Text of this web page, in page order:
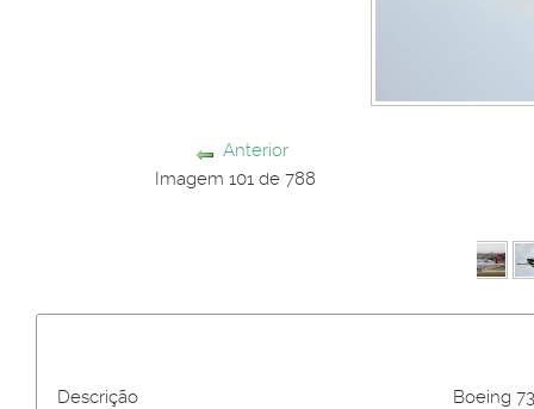
Anterior
Imagem 101 de 788
Descrição Boeing